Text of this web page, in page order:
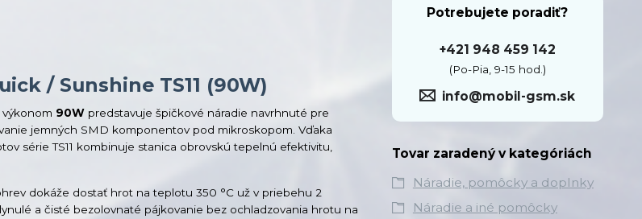
/ Sunshine TS11 (90W)
výkonom 90W predstavuje špičkové náradie navrhnuté pre
jemných SMD komponentov pod mikroskopom. Vďaka
série TS11 kombinuje stanica obrovskú tepelnú efektivitu,
dokáže dostať hrot na teplotu 350 °C už v priebehu 2
a čisté bezolovnaté pájkovanie bez ochladzovania hrotu na
Potrebujete poradiť?
+421 948 459 142
(Po-Pia, 9-15 hod.)
info@mobil-gsm.sk
Tovar zaradený v kategóriách
Náradie, pomôcky a doplnky
Náradie a iné pomôcky